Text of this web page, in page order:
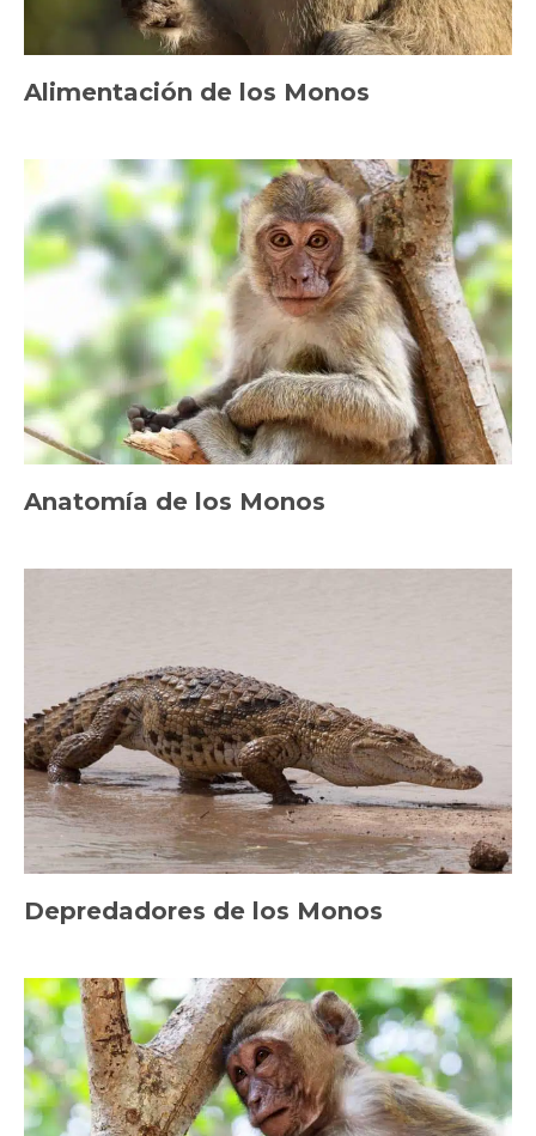
Alimentación de los Monos
Anatomía de los Monos
Depredadores de los Monos